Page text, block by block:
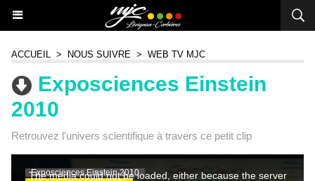
ACCUEIL > NOUS SUIVRE > WEB TV MJC
Exposciences Einstein
2010
Retrouvez l'univers scientifique à travers ce petit clip